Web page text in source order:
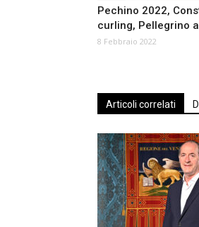
Pechino 2022,
curling, Pellegrino
8 Febbraio 2022
Articoli correlati